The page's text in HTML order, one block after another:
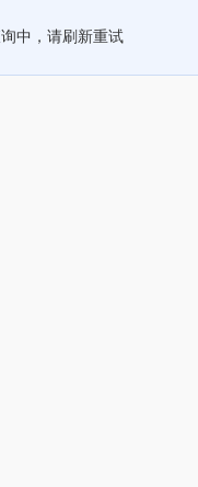
中，请刷新重试